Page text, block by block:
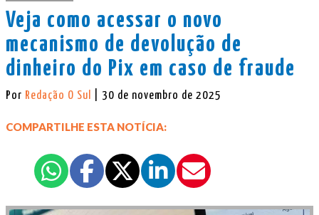
Veja como acessar o novo
mecanismo de devolução de
dinheiro do Pix em caso de fraude
Por Redação O Sul | 30 de novembro de 2025
COMPARTILHE ESTA NOTÍCIA: